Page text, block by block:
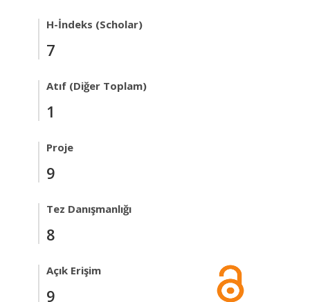
H-İndeks (Scholar)
7
Atıf (Diğer Toplam)
1
Proje
9
Tez Danışmanlığı
8
Açık Erişim
9